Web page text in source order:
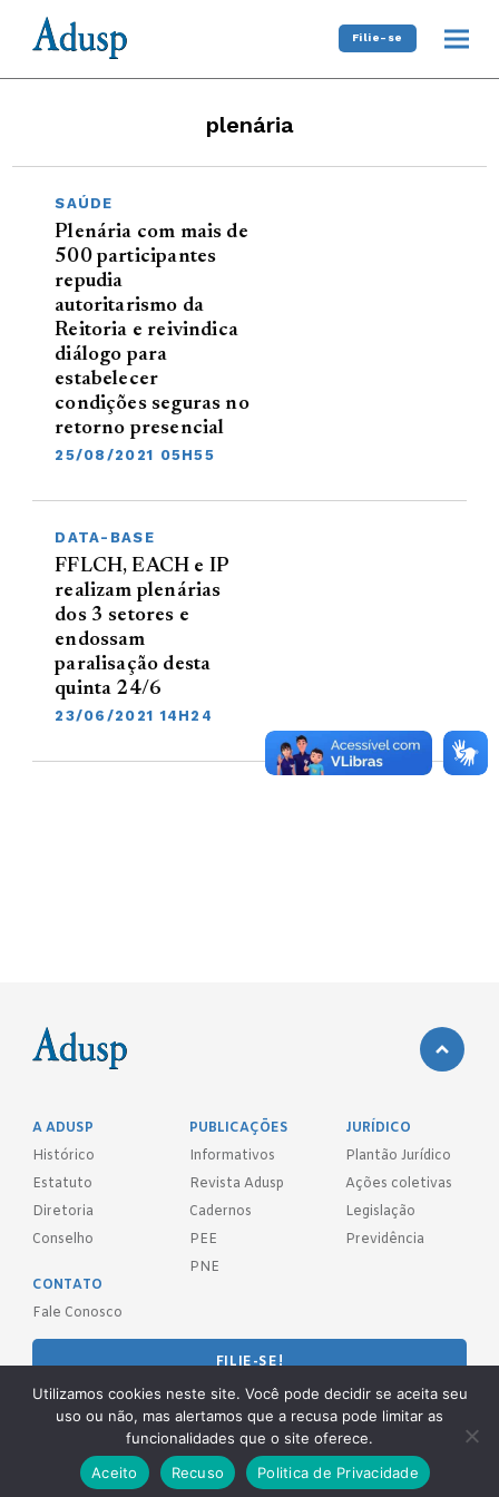
Filie-se
plenária
SAÚDE
Plenária com mais de
500 participantes
repudia
autoritarismo da
Reitoria e reivindica
diálogo para
estabelecer
condições seguras no
retorno presencial
25/08/2021 05H55
DATA-BASE
FFLCH, EACH e IP
realizam plenárias
dos 3 setores e
endossam
paralisação desta
quinta 24/6
23/06/2021 14H24
A ADUSP
Histórico
Estatuto
Diretoria
Conselho
PUBLICAÇÕES
Informativos
Revista Adusp
Cadernos
PEE
PNE
JURÍDICO
Plantão Jurídico
Ações coletivas
Legislação
Previdência
CONTATO
Fale Conosco
FILIE-SE!
REDES SOCIAIS
Utilizamos cookies neste site. Você pode decidir se aceita seu
uso ou não, mas alertamos que a recusa pode limitar as
funcionalidades que o site oferece.
Aceito
Recuso Politica de Privacidade